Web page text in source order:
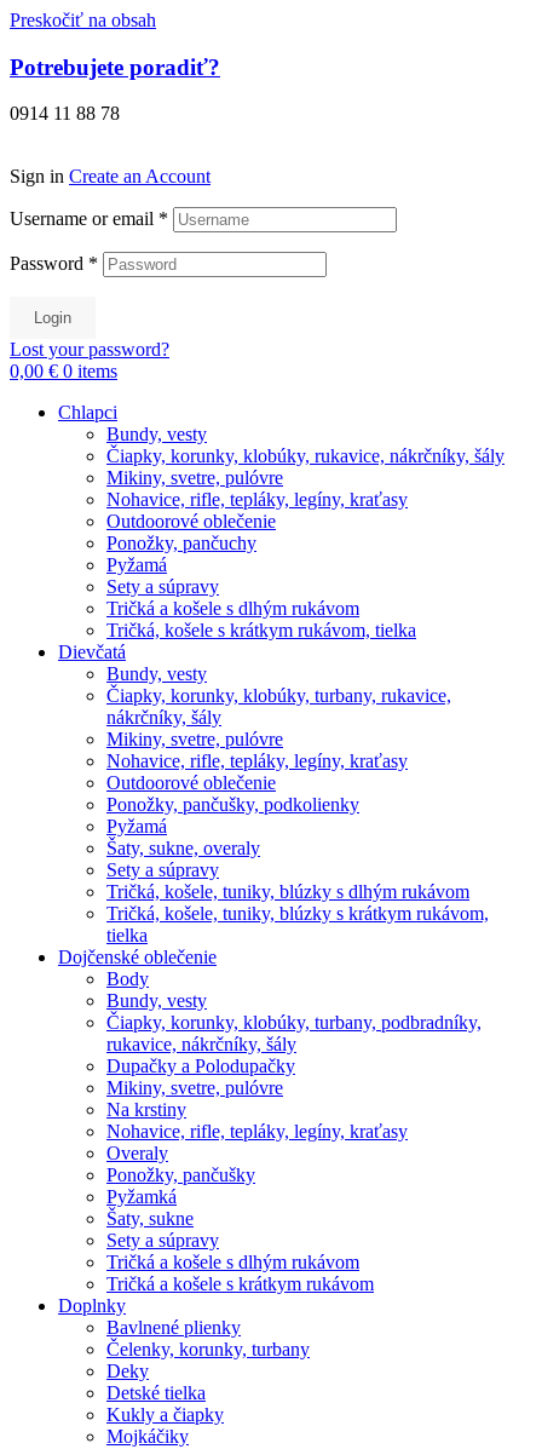
Preskočiť na obsah
Potrebujete poradiť?
0914 11 88 78
Sign in Create an Account
Username or email *
Password *
Login
Lost your password?
0,00 € 0 items
Chlapci
Bundy, vesty
Čiapky, korunky, klobúky, rukavice, nákrčníky, šály
Mikiny, svetre, pulóvre
Nohavice, rifle, tepláky, legíny, kraťasy
Outdoorové oblečenie
Ponožky, pančuchy
Pyžamá
Sety a súpravy
Tričká a košele s dlhým rukávom
Tričká, košele s krátkym rukávom, tielka
Dievčatá
Bundy, vesty
Čiapky, korunky, klobúky, turbany, rukavice,
nákrčníky, šály
Mikiny, svetre, pulóvre
Nohavice, rifle, tepláky, legíny, kraťasy
Outdoorové oblečenie
Ponožky, pančušky, podkolienky
Pyžamá
Šaty, sukne, overaly
Sety a súpravy
Tričká, košele, tuniky, blúzky s dlhým rukávom
Tričká, košele, tuniky, blúzky s krátkym rukávom,
tielka
Dojčenské oblečenie
Body
Bundy, vesty
Čiapky, korunky, klobúky, turbany, podbradníky,
rukavice, nákrčníky, šály
Dupačky a Polodupačky
Mikiny, svetre, pulóvre
Na krstiny
Nohavice, rifle, tepláky, legíny, kraťasy
Overaly
Ponožky, pančušky
Pyžamká
Šaty, sukne
Sety a súpravy
Tričká a košele s dlhým rukávom
Tričká a košele s krátkym rukávom
Doplnky
Bavlnené plienky
Čelenky, korunky, turbany
Deky
Detské tielka
Kukly a čiapky
Mojkáčiky